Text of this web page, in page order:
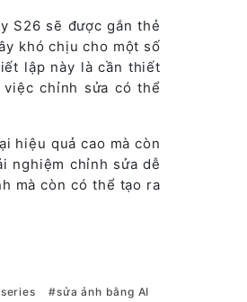
S26 sẽ được gắn thẻ
khó chịu cho một số
lập này là cần thiết
chỉnh sửa có thể
hiệu quả cao mà còn
nghiệm chỉnh sửa dễ
mà còn có thể tạo ra
sửa ảnh bằng AI